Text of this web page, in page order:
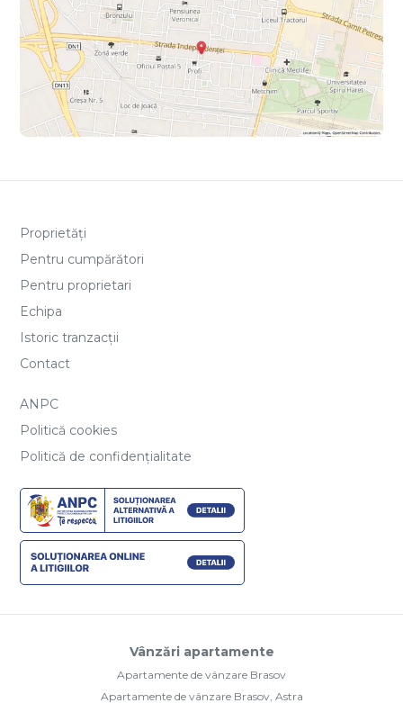
Proprietăți
Pentru cumpărători
Pentru proprietari
Echipa
Istoric tranzacții
Contact
ANPC
Politică cookies
Politică de confidențialitate
Vânzări apartamente
Apartamente de vânzare Brasov
Apartamente de vânzare Brasov, Astra